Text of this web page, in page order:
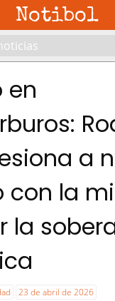
Notibol
en
a
con la
la
23 de abril de 2026